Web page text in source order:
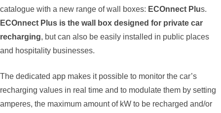
catalogue with a new range of wall boxes: ECOnnect Plus.
ECOnnect Plus is the wall box designed for private car
recharging, but can also be easily installed in public places
and hospitality businesses.
The dedicated app makes it possible to monitor the car’s
recharging values in real time and to modulate them by setting
amperes, the maximum amount of kW to be recharged and/or